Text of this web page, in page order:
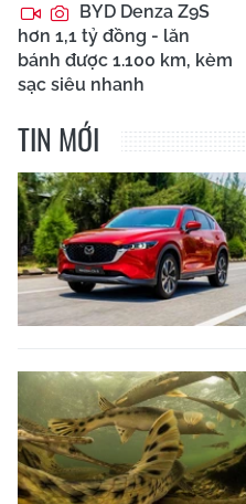
BYD Denza Z9S
hơn 1,1 tỷ đồng - lăn
bánh được 1.100 km, kèm
sạc siêu nhanh
TIN MỚI